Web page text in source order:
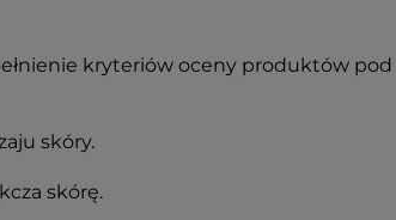
kryteriów oceny produktów
skóry.
skórę.